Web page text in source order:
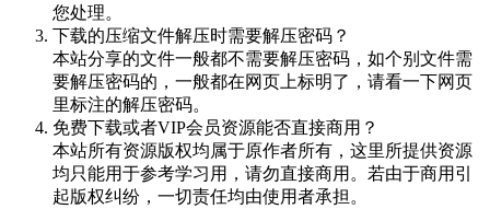
您处理。
下载的压缩文件解压时需要解压密码？
本站分享的文件一般都不需要解压密码，如个别文件需
要解压密码的，一般都在网页上标明了，请看一下网页
里标注的解压密码。
免费下载或者VIP会员资源能否直接商用？
本站所有资源版权均属于原作者所有，这里所提供资源
均只能用于参考学习用，请勿直接商用。若由于商用引
起版权纠纷，一切责任均由使用者承担。